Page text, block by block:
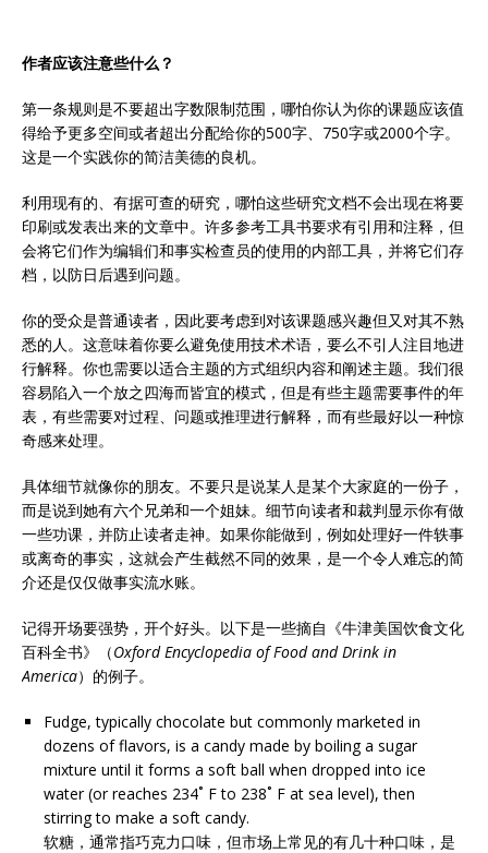
作者应该注意些什么？
第一条规则是不要超出字数限制范围，哪怕你认为你的课题应该值
得给予更多空间或者超出分配给你的500字、750字或2000个字。
这是一个实践你的简洁美德的良机。
利用现有的、有据可查的研究，哪怕这些研究文档不会出现在将要
印刷或发表出来的文章中。许多参考工具书要求有引用和注释，但
会将它们作为编辑们和事实检查员的使用的内部工具，并将它们存
档，以防日后遇到问题。
你的受众是普通读者，因此要考虑到对该课题感兴趣但又对其不熟
悉的人。这意味着你要么避免使用技术术语，要么不引人注目地进
行解释。你也需要以适合主题的方式组织内容和阐述主题。我们很
容易陷入一个放之四海而皆宜的模式，但是有些主题需要事件的年
表，有些需要对过程、问题或推理进行解释，而有些最好以一种惊
奇感来处理。
具体细节就像你的朋友。不要只是说某人是某个大家庭的一份子，
而是说到她有六个兄弟和一个姐妹。细节向读者和裁判显示你有做
一些功课，并防止读者走神。如果你能做到，例如处理好一件轶事
或离奇的事实，这就会产生截然不同的效果，是一个令人难忘的简
介还是仅仅做事实流水账。
记得开场要强势，开个好头。以下是一些摘自《牛津美国饮食文化
百科全书》（Oxford Encyclopedia of Food and Drink in
America）的例子。
Fudge, typically chocolate but commonly marketed in
dozens of flavors, is a candy made by boiling a sugar
mixture until it forms a soft ball when dropped into ice
water (or reaches 234˚ F to 238˚ F at sea level), then
stirring to make a soft candy.
软糖，通常指巧克力口味，但市场上常见的有几十种口味，是